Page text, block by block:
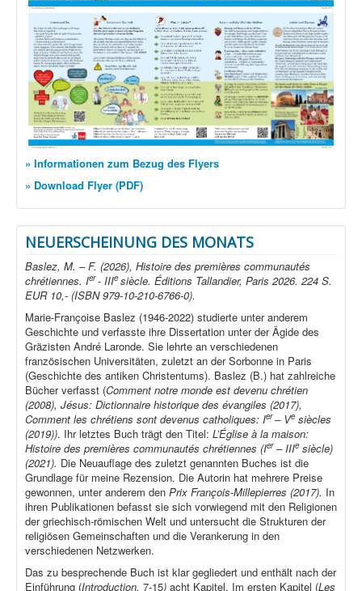
» Informationen zum Bezug des Flyers
» Download Flyer (PDF)
NEUERSCHEINUNG DES MONATS
Baslez, M. – F. (2026), Histoire des premières communautés
chrétiennes. Ier- IIIe siècle. Éditions Tallandier, Paris 2026. 224 S.
EUR 10,- (ISBN 979-10-210-6766-0).
Marie-Françoise Baslez (1946-2022) studierte unter anderem
Geschichte und verfasste ihre Dissertation unter der Ägide des
Gräzisten André Laronde. Sie lehrte an verschiedenen
französischen Universitäten, zuletzt an der Sorbonne in Paris
(Geschichte des antiken Christentums). Baslez (B.) hat zahlreiche
Bücher verfasst (Comment notre monde est devenu chrétien
(2008), Jésus: Dictionnaire historique des évangiles (2017),
Comment les chrétiens sont devenus catholiques: Ier– Ve siècles
(2019)). Ihr letztes Buch trägt den Titel: L’Église à la maison:
Histoire des premières communautés chrétiennes (Ier– IIIe siècle)
(2021). Die Neuauflage des zuletzt genannten Buches ist die
Grundlage für meine Rezension. Die Autorin hat mehrere Preise
gewonnen, unter anderem den Prix François-Millepierres (2017). In
ihren Publikationen befasst sie sich vorwiegend mit den Religionen
der griechisch-römischen Welt und untersucht die Strukturen der
religiösen Gemeinschaften und die Verankerung in den
verschiedenen Netzwerken.
Das zu besprechende Buch ist klar gegliedert und enthält nach der
Einführung (Introduction, 7-15) acht Kapitel. Im ersten Kapitel (Les